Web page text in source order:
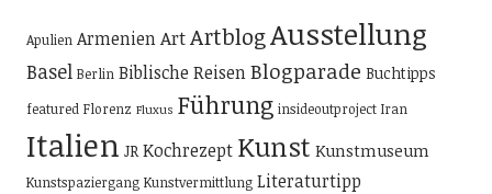
Apulien ArmenienArtArtblogAusstellung
Basel Berlin Biblische ReisenBlogparade Buchtipps
featured Florenz Fluxus Führung insideoutproject Iran
Italien JR Kochrezept Kunst Kunstmuseum
Kunstspaziergang Kunstvermittlung Literaturtipp